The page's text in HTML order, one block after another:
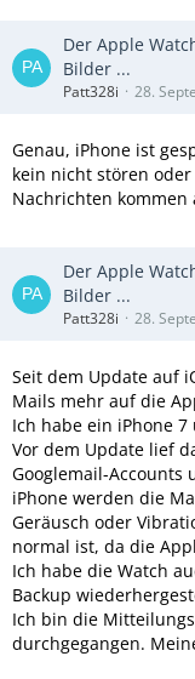
Der Apple
Bilder ...
Patt328i 28.
Genau, iPhone ist
kein nicht stören
Nachrichten kommen
Der Apple
Bilder ...
Patt328i 28.
Seit dem Update auf
Mails mehr auf die
Ich habe ein iPhone
Vor dem Update lief
Googlemail-Accounts
iPhone werden die
Geräusch oder
normal ist, da die
Ich habe die Watch
Backup
Ich bin die
durchgegangen.